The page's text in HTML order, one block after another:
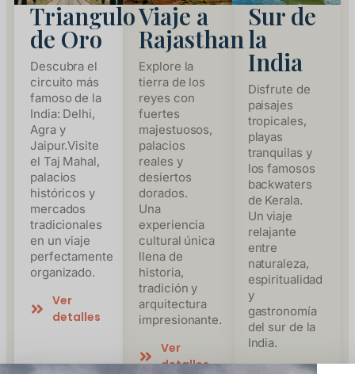
Triangulo
de Oro
Descubra el
circuito más
famoso de la
India: Delhi,
Agra y
Jaipur.Visite
el Taj Mahal,
palacios
históricos y
mercados
tradicionales
en un viaje
perfectamente
organizado.
Ver
detalles
Viaje a
Rajasthan
Explore la
tierra de los
reyes con
fuertes
majestuosos,
palacios
reales y
desiertos
dorados.
Una
experiencia
cultural única
llena de
historia,
tradición y
arquitectura
impresionante.
Ver
detalles
Sur de
la
India
Disfrute de
paisajes
tropicales,
playas
tranquilas y
los famosos
backwaters
de Kerala.
Un viaje
relajante
entre
naturaleza,
espiritualidad
y
gastronomía
del sur de la
India.